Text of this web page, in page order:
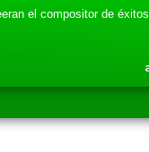
el compositor de éxitos